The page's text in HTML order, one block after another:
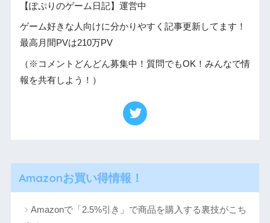
【ぽぷりのゲーム日記】運営中
ゲーム好きな人向けに分かりやすく記事更新してます！
最高月間PVは210万PV
（※コメントどんどん募集中！質問でもOK！みんなで情
報を共有しよう！）
Amazonお買い得情報！
Amazonで「2.5%引き」で商品を購入する裏技がこち